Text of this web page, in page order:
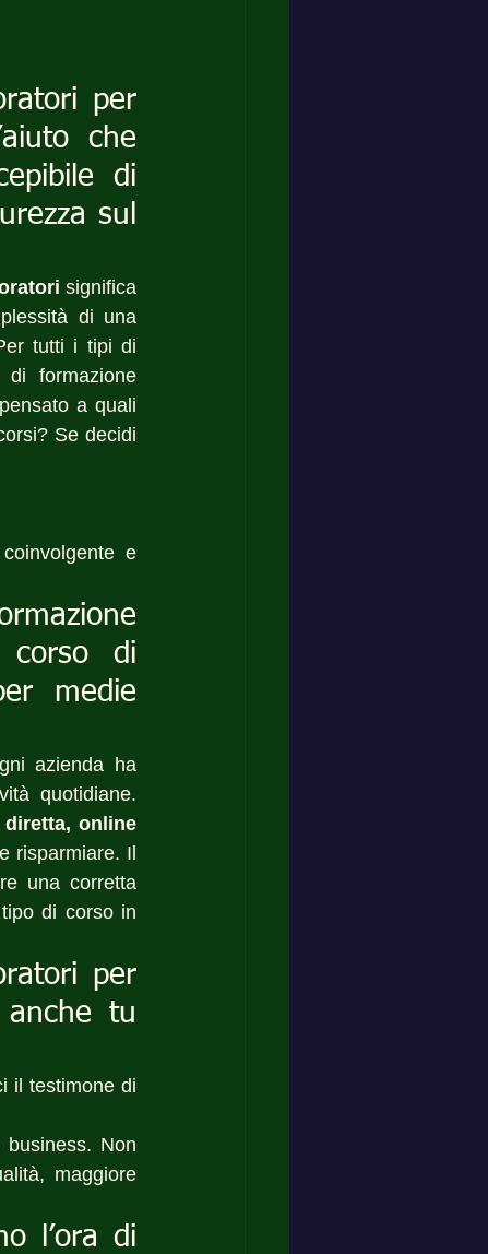
per
che
di
sul
significa
di una
tutti i tipi di
formazione
a quali
Se decidi
e
di
medie
azienda ha
quotidiane.
online
risparmiare. Il
una corretta
di corso in
per
tu
il testimone di
Non
maggiore
l’ora di